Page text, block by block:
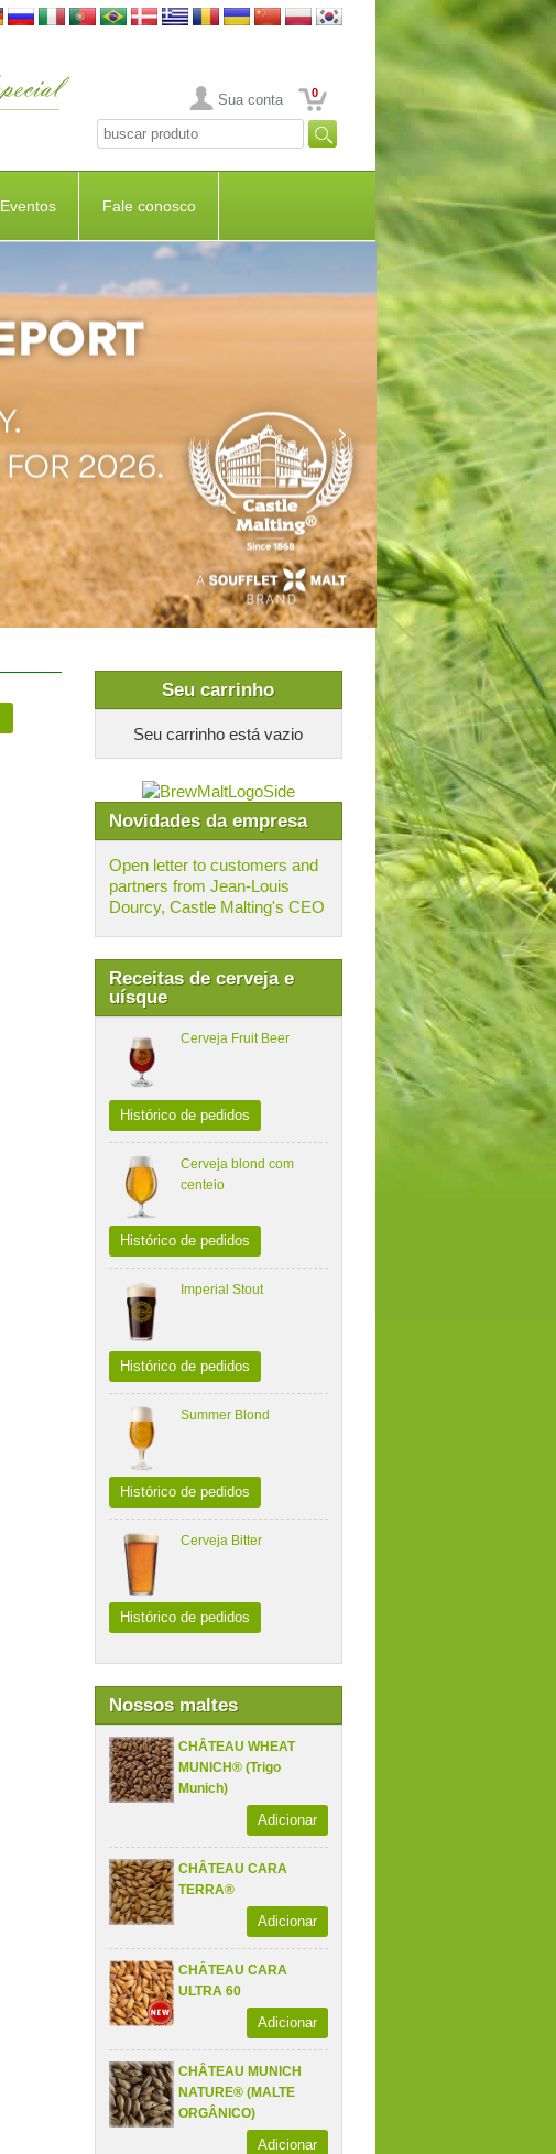
Sua conta 0
Eventos Fale conosco
Seu carrinho
Seu carrinho está vazio
Novidades da empresa
Open letter to customers and
partners from Jean-Louis
Dourcy, Castle Malting's CEO
Receitas de cerveja e
uísque
Cerveja Fruit Beer
Histórico de pedidos
Cerveja blond com
centeio
Histórico de pedidos
Imperial Stout
Histórico de pedidos
Summer Blond
Histórico de pedidos
Cerveja Bitter
Histórico de pedidos
Nossos maltes
CHÂTEAU WHEAT
MUNICH® (Trigo
Munich)
Adicionar
CHÂTEAU CARA
TERRA®
Adicionar
CHÂTEAU CARA
ULTRA 60
Adicionar
CHÂTEAU MUNICH
NATURE® (MALTE
ORGÂNICO)
Adicionar